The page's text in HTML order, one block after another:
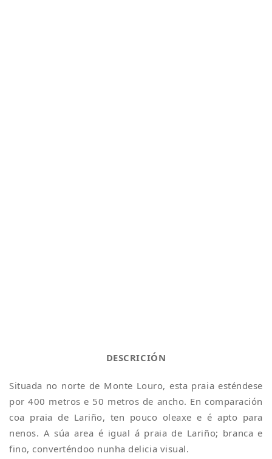
DESCRICIÓN
Situada no norte de Monte Louro, esta praia esténdese
por 400 metros e 50 metros de ancho. En comparación
coa praia de Lariño, ten pouco oleaxe e é apto para
nenos. A súa area é igual á praia de Lariño; branca e
fino, converténdoo nunha delicia visual.